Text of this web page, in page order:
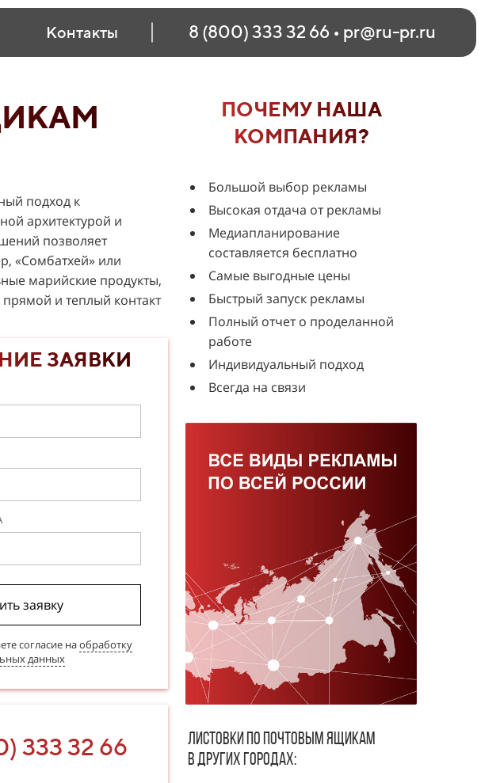
Контакты 8 (800) 333 32 66 • pr@ru-pr.ru
подход к
архитектурой и
позволяет
«Сомбатхей» или
марийские продукты,
прямой и теплый контакт
ЗАЯВКИ
заявку
согласие наобработку
данных
333 32 66
ПОЧЕМУ НАША
КОМПАНИЯ?
Большой выбор рекламы
Высокая отдача от рекламы
Медиапланирование
составляется бесплатно
Самые выгодные цены
Быстрый запуск рекламы
Полный отчет о проделанной
работе
Индивидуальный подход
Всегда на связи
Листовки по почтовым ящикам
в других городах: